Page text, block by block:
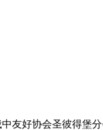
好协会圣彼得堡